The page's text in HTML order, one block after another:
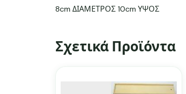
8cm ΔΙΑΜΕΤΡΟΣ 10cm ΥΨΟΣ
Σχετικά Προϊόντα